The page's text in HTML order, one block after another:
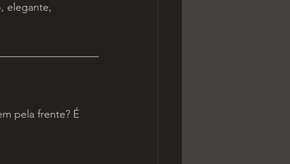
elegante,
pela frente? É